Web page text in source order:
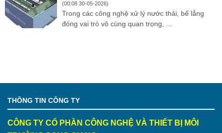
(00:08 30-05-2026)
Trong các công nghệ xử lý nước thải, bể lắng
đóng vai trò vô cùng quan trọng, ...
THÔNG TIN CÔNG TY
CÔNG TY CỔ PHẦN CÔNG NGHỆ VÀ THIẾT BỊ MÔI